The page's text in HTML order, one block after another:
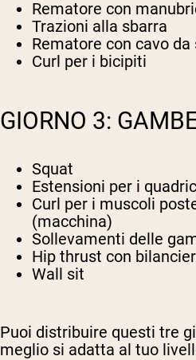
Rematore con
Trazioni alla sbarra
Rematore con cavo da
Curl per i bicipiti
GIORNO 3:
Squat
Estensioni per i
Curl per i muscoli
(macchina)
Sollevamenti delle
Hip thrust con
Wall sit
Puoi distribuire questi tre
meglio si adatta al tuo